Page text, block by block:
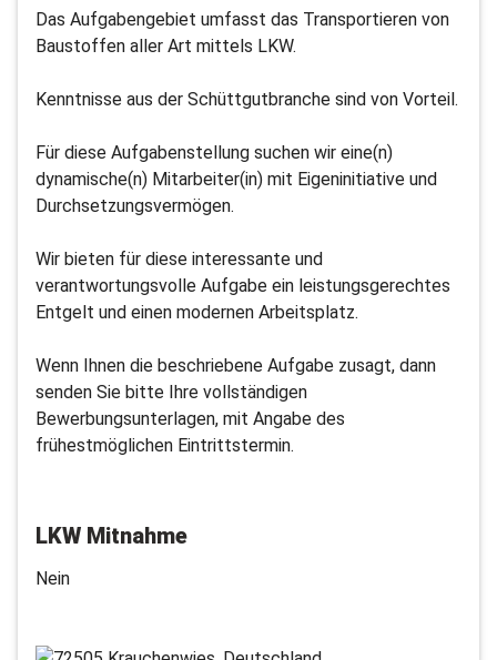
Das Aufgabengebiet umfasst das Transportieren von
Baustoffen aller Art mittels LKW.
Kenntnisse aus der Schüttgutbranche sind von Vorteil.
Für diese Aufgabenstellung suchen wir eine(n)
dynamische(n) Mitarbeiter(in) mit Eigeninitiative und
Durchsetzungsvermögen.
Wir bieten für diese interessante und
verantwortungsvolle Aufgabe ein leistungsgerechtes
Entgelt und einen modernen Arbeitsplatz.
Wenn Ihnen die beschriebene Aufgabe zusagt, dann
senden Sie bitte Ihre vollständigen
Bewerbungsunterlagen, mit Angabe des
frühestmöglichen Eintrittstermin.
LKW Mitnahme
Nein